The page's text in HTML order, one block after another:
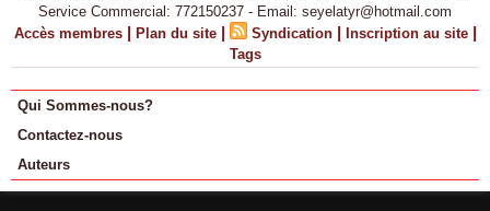
Service Commercial: 772150237 - Email: seyelatyr@hotmail.com
Accès membres | Plan du site | Syndication | Inscription au site |
Tags
Qui Sommes-nous?
Contactez-nous
Auteurs